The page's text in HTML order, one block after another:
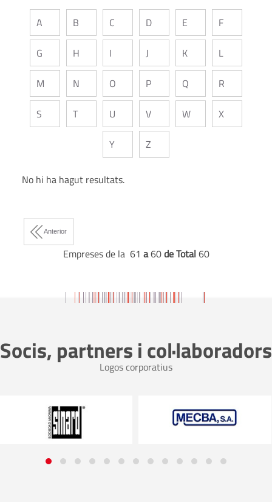
A B C D E F
G H I J K L
M N O P Q R
S T U V W X
Y Z
No hi ha hagut resultats.
Anterior
Empreses de la 61 a60de Total 60
Socis, partners i col·laboradors
Logos corporatius